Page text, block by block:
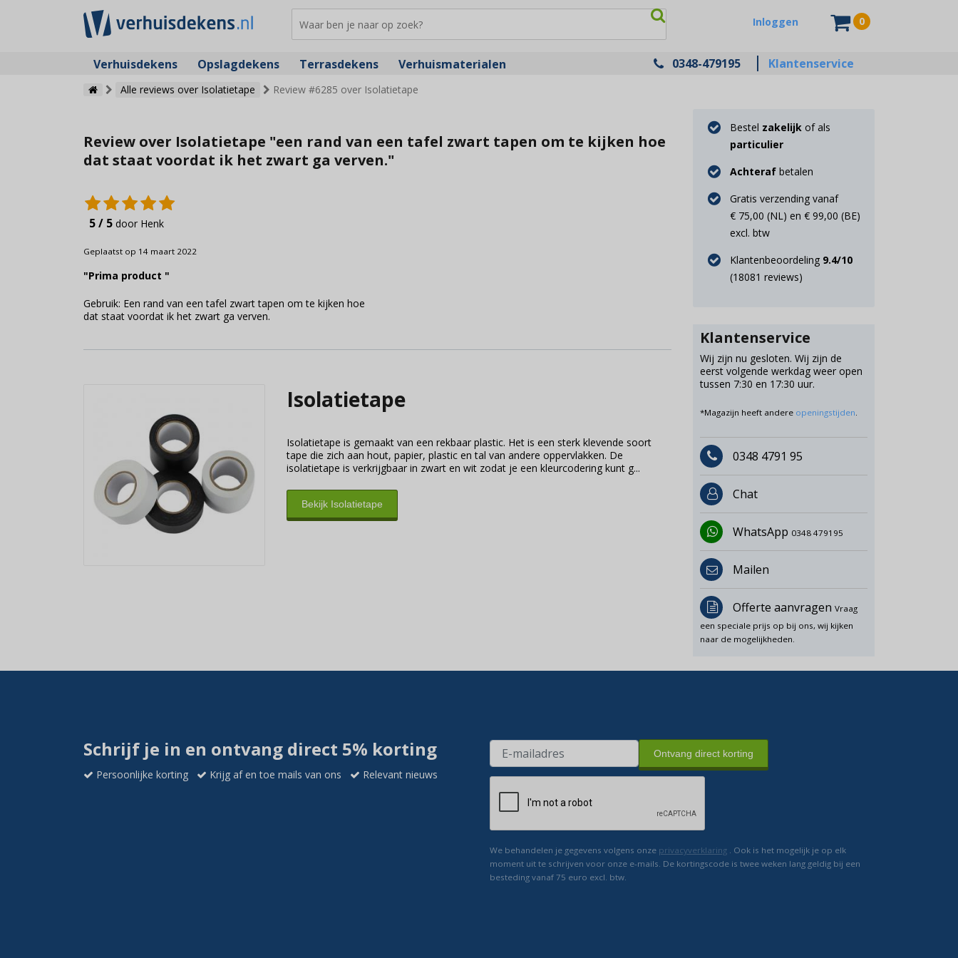
Inloggen 0
Verhuisdekens Opslagdekens Terrasdekens Verhuismaterialen 0348-479195 Klantenservice
Alle reviews over Isolatietape Review #6285 over Isolatietape
Review over Isolatietape "een rand van een tafel zwart tapen om te kijken hoe
dat staat voordat ik het zwart ga verven."
5 / 5 door Henk
Geplaatst op 14 maart 2022
"Prima product "
Gebruik: Een rand van een tafel zwart tapen om te kijken hoe
dat staat voordat ik het zwart ga verven.
Isolatietape
Isolatietape is gemaakt van een rekbaar plastic. Het is een sterk klevende soort
tape die zich aan hout, papier, plastic en tal van andere oppervlakken. De
isolatietape is verkrijgbaar in zwart en wit zodat je een kleurcodering kunt g...
Bekijk Isolatietape
Bestel zakelijk of als
particulier
Achteraf betalen
Gratis verzending vanaf
€ 75,00 (NL) en € 99,00 (BE)
excl. btw
Klantenbeoordeling 9.4/10
(18081 reviews)
Klantenservice
Wij zijn nu gesloten. Wij zijn de
eerst volgende werkdag weer open
tussen 7:30 en 17:30 uur.
*Magazijn heeft andere openingstijden.
0348 4791 95
Chat
WhatsApp 0348 479195
Mailen
Offerte aanvragen Vraag
een speciale prijs op bij ons, wij kijken
naar de mogelijkheden.
Schrijf je in en ontvang direct 5% korting
Persoonlijke korting Krijg af en toe mails van ons Relevant nieuws
Ontvang direct korting
We behandelen je gegevens volgens onze privacyverklaring . Ook is het mogelijk je op elk
moment uit te schrijven voor onze e-mails. De kortingscode is twee weken lang geldig bij een
besteding vanaf 75 euro excl. btw.